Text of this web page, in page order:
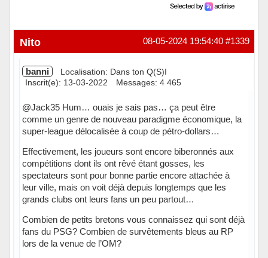
#1339
08-05-2024 19:54:40
Nito
banni
Localisation: Dans ton Q(S)I
Inscrit(e): 13-03-2022
Messages: 4 465
@Jack35 Hum… ouais je sais pas… ça peut être
comme un genre de nouveau paradigme économique, la
super-league délocalisée à coup de pétro-dollars…
Effectivement, les joueurs sont encore biberonnés aux
compétitions dont ils ont rêvé étant gosses, les
spectateurs sont pour bonne partie encore attachée à
leur ville, mais on voit déjà depuis longtemps que les
grands clubs ont leurs fans un peu partout…
Combien de petits bretons vous connaissez qui sont déjà
fans du PSG? Combien de survêtements bleus au RP
lors de la venue de l’OM?